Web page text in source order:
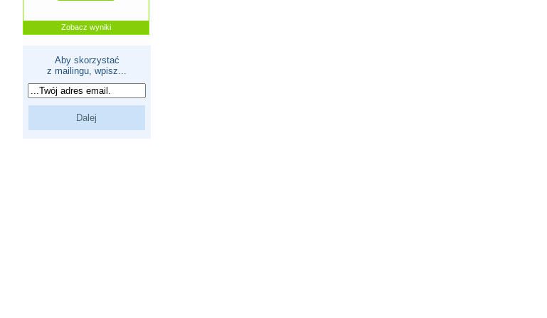
Zobacz wyniki
Aby skorzystać
z mailingu, wpisz...